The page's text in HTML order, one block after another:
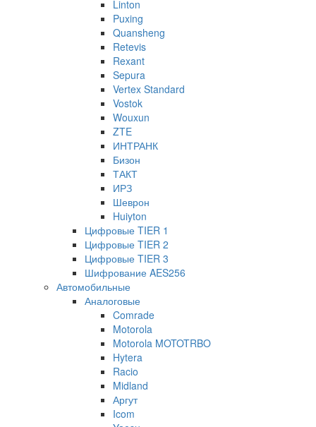
Linton
Puxing
Quansheng
Retevis
Rexant
Sepura
Vertex Standard
Vostok
Wouxun
ZTE
ИНТРАНК
Бизон
ТАКТ
ИРЗ
Шеврон
Huiyton
Цифровые TIER 1
Цифровые TIER 2
Цифровые TIER 3
Шифрование AES256
Автомобильные
Аналоговые
Comrade
Motorola
Motorola MOTOTRBO
Hytera
Racio
Midland
Аргут
Icom